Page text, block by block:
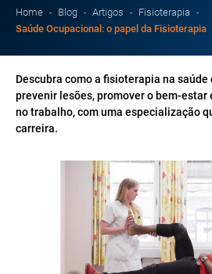
Home Blog Artigos
Fisioterapia
Saúde Ocupacional: o papel da Fisioterapia
Descubra como a fisioterapia na
prevenir lesões, promover o bem-estar
no trabalho, com uma especialização
carreira.